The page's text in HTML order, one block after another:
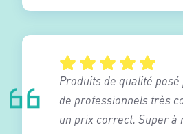
Produits de qualité
de professionnels très
un prix correct. Super à